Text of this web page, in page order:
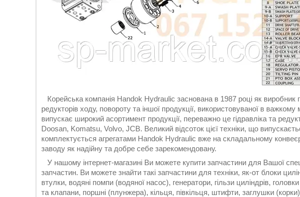
Корейська компанія Handok Hydraulic заснована в 1987 році як виробник
редукторів ходу, повороту та іншої продукції, використовуваної в
випускає широкий асортимент продукції, переважно це гідравліка та
Doosan, Komatsu, Volvo, JCB. Великий відсоток цієї техніки, що
комплектується агрегатами Handok Hydraulic вже на складальному
заводу як надійну та добре себе зарекомендовану.
У нашому інтернет-магазині Ви можете купити запчастини для Вашої
запчастин. Ви можете знайти такі запчастини для техніки, як-от блоки
втулки, водяні помпи (водяної насос), генератори, гільзи циліндрів,
та клапани, поршні (плунжера), кільця, півкільця, штифти, заглушки